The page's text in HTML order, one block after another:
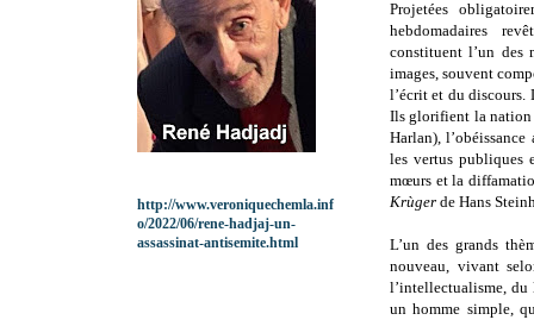
Projetées
hebdomadaires
constituent l’un des
images, souvent
l’écrit et du discours.
Ils glorifient la nation
Harlan), l’obéissance
les vertus publiques
mœurs et la
Krùger de Hans
L’un des grands
nouveau, vivant
l’intellectualisme, du
un homme simple,
http://www.veroniquechemla.inf
o/2022/06/rene-hadjaj-un-
assassinat-antisemite.html